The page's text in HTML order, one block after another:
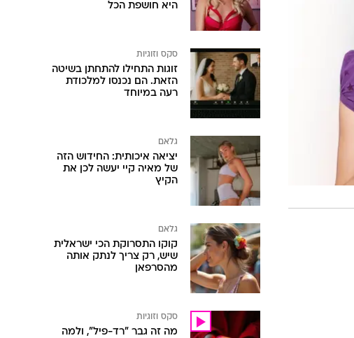
היא חושפת הכל
סקס וזוגיות
זוגות התחילו להתחתן בשיטה
הזאת. הם נכנסו למלכודת
רעה במיוחד
גלאם
יציאה איכותית: החידוש הזה
של מאיה קיי יעשה לכן את
הקיץ
גלאם
קוקו התסרוקת הכי ישראלית
שיש, רק צריך לנתק אותה
מהסרפאן
סקס וזוגיות
מה זה גבר "רד-פיל", ולמה